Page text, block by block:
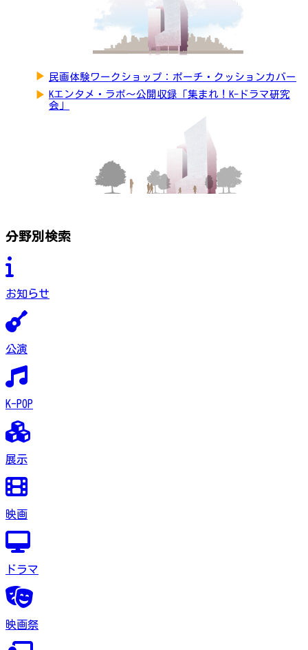
▶ 民画体験ワークショップ：ポーチ・クッションカバー
▶ Kエンタメ・ラボ～公開収録「集まれ！K-ドラマ研究
会」
分野別検索
お知らせ
公演
K-POP
展示
映画
ドラマ
映画祭